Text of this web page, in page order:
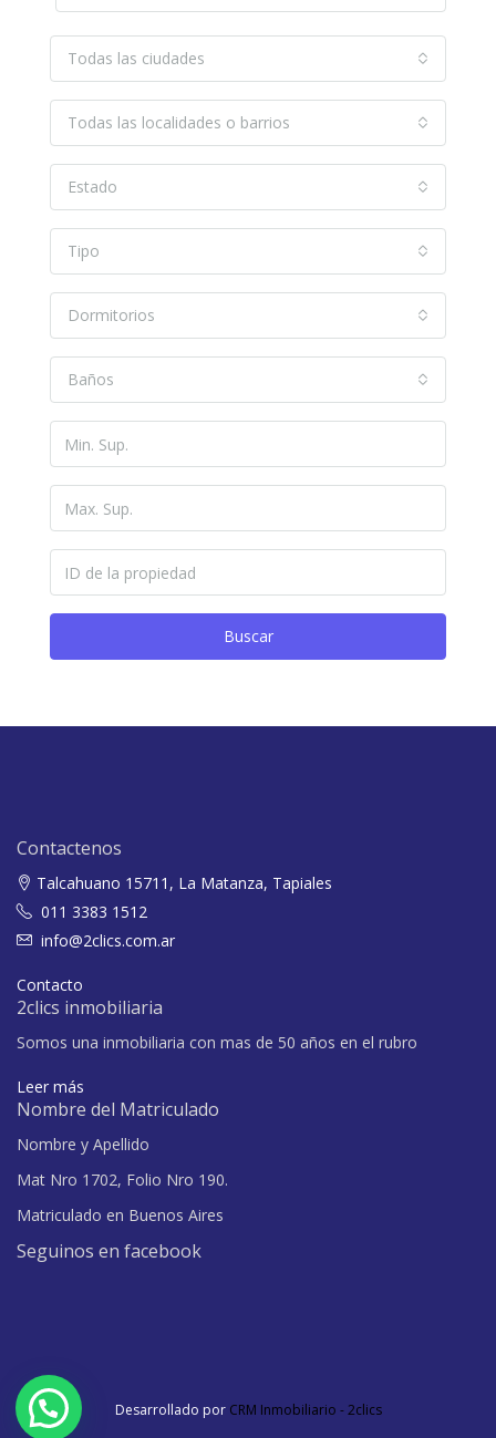
Todas las ciudades
Todas las localidades o barrios
Estado
Tipo
Dormitorios
Baños
Buscar
Contactenos
Talcahuano 15711, La Matanza, Tapiales
011 3383 1512
info@2clics.com.ar
Contacto
2clics inmobiliaria
Somos una inmobiliaria con mas de 50 años en el rubro
Leer más
Nombre del Matriculado
Nombre y Apellido
Mat Nro 1702, Folio Nro 190.
Matriculado en Buenos Aires
Seguinos en facebook
Desarrollado por CRM Inmobiliario - 2clics